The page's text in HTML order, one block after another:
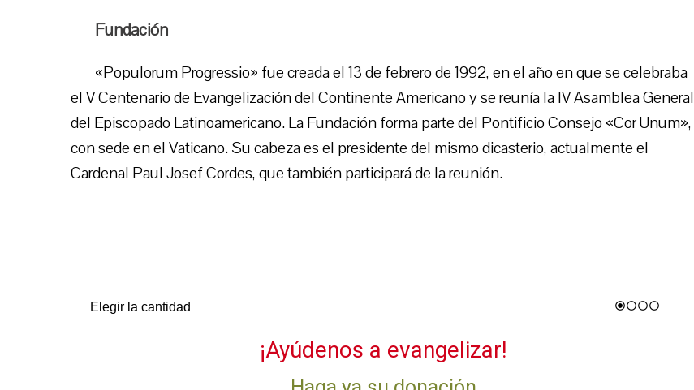
Fundación
«Populorum Progressio» fue creada el 13 de febrero de 1992, en el año en que se celebraba
el V Centenario de Evangelización del Continente Americano y se reunía la IV Asamblea General
del Episcopado Latinoamericano. La Fundación forma parte del Pontificio Consejo «Cor Unum»,
con sede en el Vaticano. Su cabeza es el presidente del mismo dicasterio, actualmente el
Cardenal Paul Josef Cordes, que también participará de la reunión.